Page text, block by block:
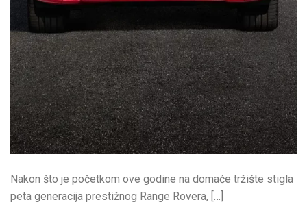
Nakon što je početkom ove godine na domaće tržište stigla
peta generacija prestižnog Range Rovera, […]